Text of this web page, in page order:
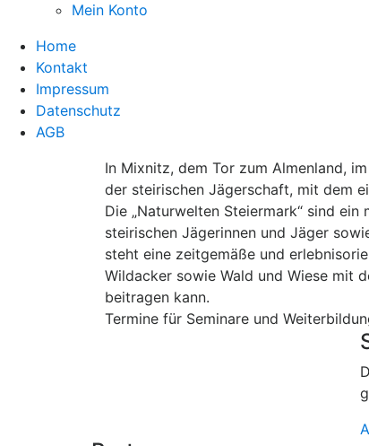
Mein Konto
Home
Kontakt
Impressum
Datenschutz
AGB
In Mixnitz, dem Tor zum Al­menland,
der stei­rischen Jägerschaft, mit dem
Die „Naturwelten Steiermark“ sind
steirischen Jägerinnen und Jäger
steht eine zeitgemäße und
Wildacker sowie Wald und Wiese mit
beitragen kann.
Termine für Seminare und